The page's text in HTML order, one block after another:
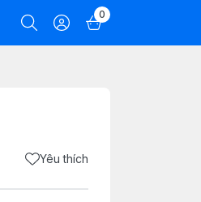
0
Yêu thích